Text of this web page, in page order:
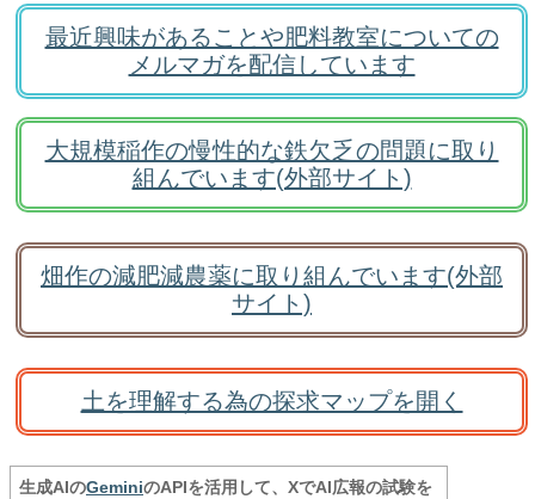
最近興味があることや肥料教室についての
メルマガを配信しています
大規模稲作の慢性的な鉄欠乏の問題に取り
組んでいます(外部サイト)
畑作の減肥減農薬に取り組んでいます(外部
サイト)
土を理解する為の探求マップを開く
生成AIのGeminiのAPIを活用して、XでAI広報の試験を